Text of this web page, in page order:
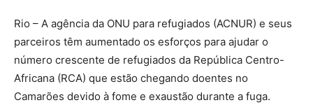
Rio – A agência da ONU para refugiados (ACNUR) e seus
parceiros têm aumentado os esforços para ajudar o
número crescente de refugiados da República Centro-
Africana (RCA) que estão chegando doentes no
Camarões devido à fome e exaustão durante a fuga.